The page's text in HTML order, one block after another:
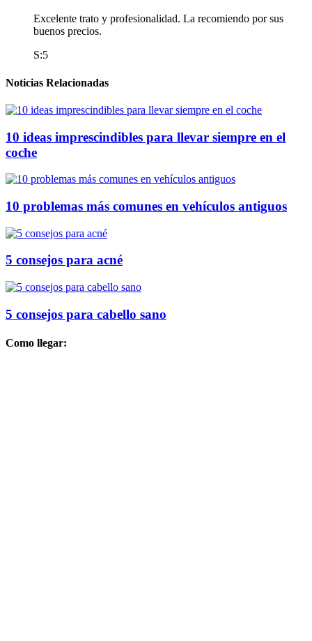
Excelente trato y profesionalidad. La recomiendo por sus
buenos precios.
S:5
Noticias Relacionadas
10 ideas imprescindibles para llevar siempre en el
coche
10 problemas más comunes en vehículos antiguos
5 consejos para acné
5 consejos para cabello sano
Como llegar: